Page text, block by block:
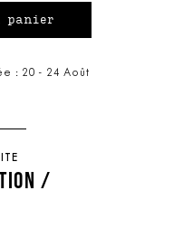
: 20 - 24 Août
/